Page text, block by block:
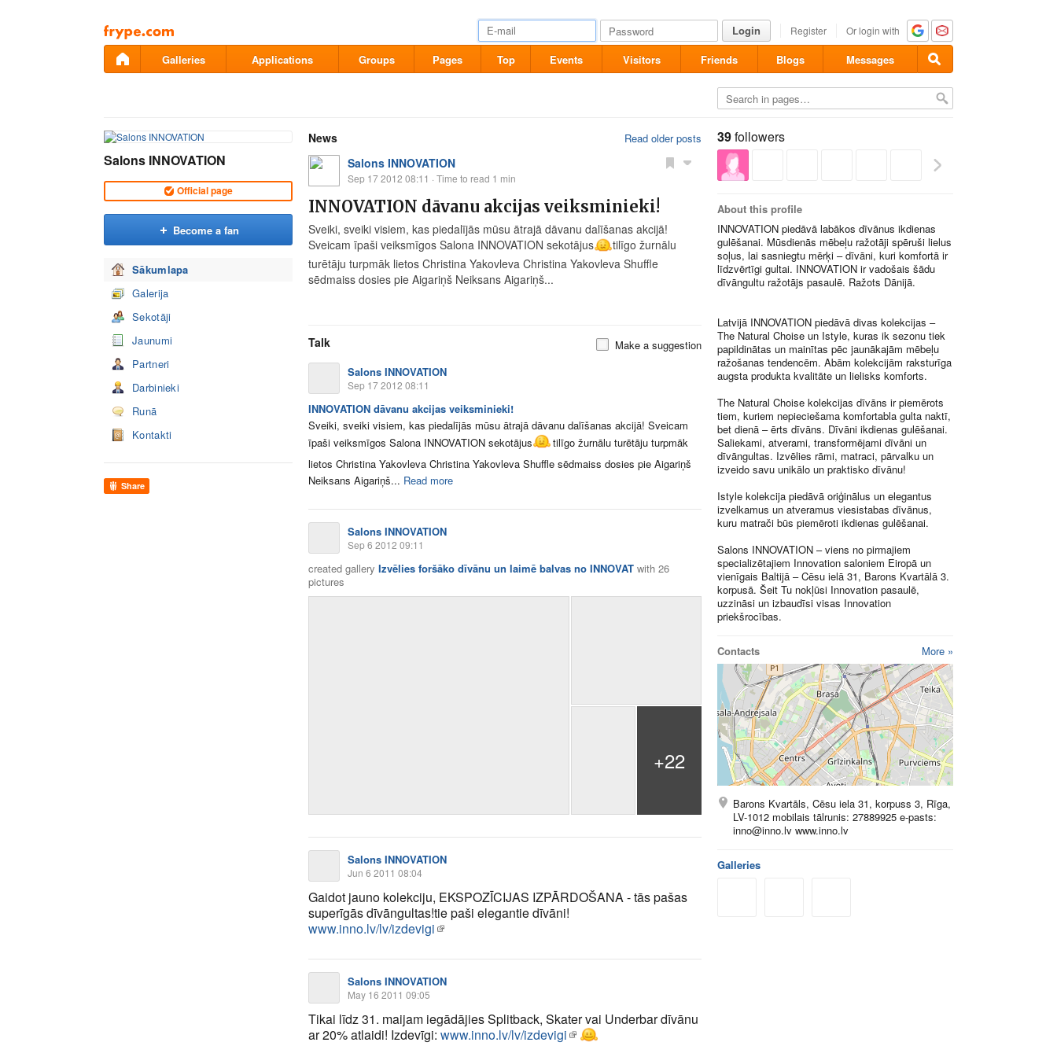
Pāriet
uz
saturu
Login Register Or login with
Galleries Applications Groups Pages Top Events Visitors Friends Blogs Messages
Salons INNOVATION
Official page
Become a fan
Sākumlapa
Galerija
Sekotāji
Jaunumi
Partneri
Darbinieki
Runā
Kontakti
Share
News Read older posts
Salons INNOVATION
Sep 17 2012 08:11 · Time to read 1 min
INNOVATION dāvanu akcijas veiksminieki!
Sveiki, sveiki visiem, kas piedalījās mūsu ātrajā dāvanu dalīšanas akcijā!
Sveicam īpaši veiksmīgos Salona INNOVATION sekotājus
tilīgo žurnālu
turētāju turpmāk lietos Christina Yakovleva Christina Yakovleva Shuffle
sēdmaiss dosies pie Aigariņš Neiksans Aigariņš...
Talk
Make a suggestion
Salons INNOVATION
Sep 17 2012 08:11
INNOVATION dāvanu akcijas veiksminieki!
Sveiki, sveiki visiem, kas piedalījās mūsu ātrajā dāvanu dalīšanas akcijā! Sveicam
īpaši veiksmīgos Salona INNOVATION sekotājus
tilīgo žurnālu turētāju turpmāk
lietos Christina Yakovleva Christina Yakovleva Shuffle sēdmaiss dosies pie Aigariņš
Neiksans Aigariņš... Read more
Salons INNOVATION
Sep 6 2012 09:11
created gallery Izvēlies foršāko dīvānu un laimē balvas no INNOVAT with 26
pictures
+22
Salons INNOVATION
Jun 6 2011 08:04
Gaidot jauno kolekciju, EKSPOZĪCIJAS IZPĀRDOŠANA - tās pašas
superīgās dīvāngultas!tie paši elegantie dīvāni!
www.inno.lv/lv/izdevigi
Salons INNOVATION
May 16 2011 09:05
Tikai līdz 31. maijam iegādājies Splitback, Skater vai Underbar dīvānu
ar 20% atlaidi! Izdevīgi: www.inno.lv/lv/izdevigi
39followers
About this profile
INNOVATION piedāvā labākos dīvānus ikdienas
gulēšanai. Mūsdienās mēbeļu ražotāji spēruši lielus
soļus, lai sasniegtu mērķi – dīvāni, kuri komfortā ir
līdzvērtīgi gultai. INNOVATION ir vadošais šādu
dīvāngultu ražotājs pasaulē. Ražots Dānijā.
Latvijā INNOVATION piedāvā divas kolekcijas –
The Natural Choise un Istyle, kuras ik sezonu tiek
papildinātas un mainītas pēc jaunākajām mēbeļu
ražošanas tendencēm. Abām kolekcijām raksturīga
augsta produkta kvalitāte un lielisks komforts.
The Natural Choise kolekcijas dīvāns ir piemērots
tiem, kuriem nepieciešama komfortabla gulta naktī,
bet dienā – ērts dīvāns. Dīvāni ikdienas gulēšanai.
Saliekami, atverami, transformējami dīvāni un
dīvāngultas. Izvēlies rāmi, matraci, pārvalku un
izveido savu unikālo un praktisko dīvānu!
Istyle kolekcija piedāvā oriģinālus un elegantus
izvelkamus un atveramus viesistabas dīvānus,
kuru matrači būs piemēroti ikdienas gulēšanai.
Salons INNOVATION – viens no pirmajiem
specializētajiem Innovation saloniem Eiropā un
vienīgais Baltijā – Cēsu ielā 31, Barons Kvartālā 3.
korpusā. Šeit Tu nokļūsi Innovation pasaulē,
uzzināsi un izbaudīsi visas Innovation
priekšrocības.
Contacts More »
Barons Kvartāls, Cēsu iela 31, korpuss 3, Rīga,
LV-1012 mobilais tālrunis: 27889925 e-pasts:
inno@inno.lv www.inno.lv
Galleries